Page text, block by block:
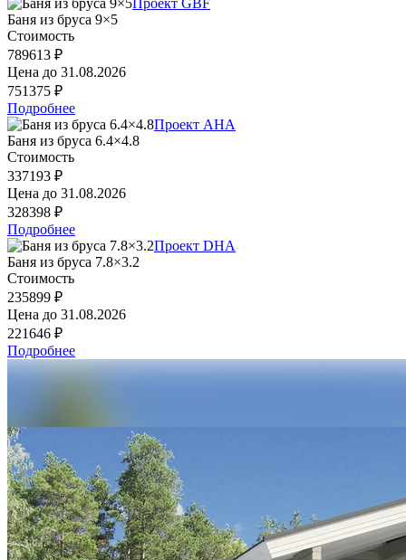
Баня из бруса 9×5
Стоимость
789613 ₽
Цена до 31.08.2026
751375 ₽
Подробнее
Проект AHA
Баня из бруса 6.4×4.8
Стоимость
337193 ₽
Цена до 31.08.2026
328398 ₽
Подробнее
Проект DHA
Баня из бруса 7.8×3.2
Стоимость
235899 ₽
Цена до 31.08.2026
221646 ₽
Подробнее